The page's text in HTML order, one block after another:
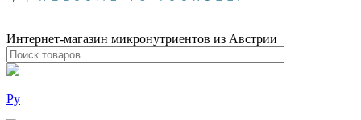
Интернет-магазин микронутриентов из Австрии
Ру